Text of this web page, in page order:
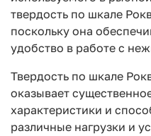
твердость по шкале
поскольку она
удобство в работе с
Твердость по шкале
оказывает
характеристики и
различные нагрузки и